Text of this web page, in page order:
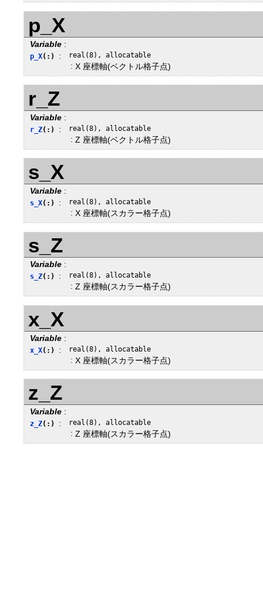
p_X
Variable :
p_X(:) : real(8), allocatable
: X 座標軸(ベクトル格子点)
r_Z
Variable :
r_Z(:) : real(8), allocatable
: Z 座標軸(ベクトル格子点)
s_X
Variable :
s_X(:) : real(8), allocatable
: X 座標軸(スカラー格子点)
s_Z
Variable :
s_Z(:) : real(8), allocatable
: Z 座標軸(スカラー格子点)
x_X
Variable :
x_X(:) : real(8), allocatable
: X 座標軸(スカラー格子点)
z_Z
Variable :
z_Z(:) : real(8), allocatable
: Z 座標軸(スカラー格子点)